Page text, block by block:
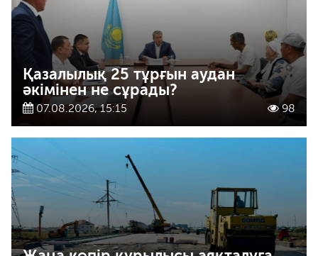
Қазалылық 25 тұрғын аудан
әкімінен не сұрады?
07.08.2026, 15:15 98